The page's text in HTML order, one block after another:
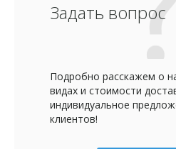
Задать вопрос
Подробно расскажем о
видах и стоимости
индивидуальное
клиентов!